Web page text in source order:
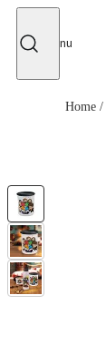
Menu
Home /